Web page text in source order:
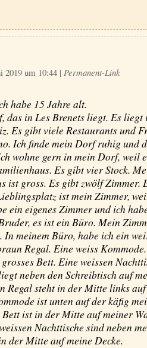
2019 um 10:44 | Permanent-Link
habe 15 Jahre alt.
das in Les Brenets liegt. Es
Es gibt viele Restaurants und
Ich finde mein Dorf ruhig und
wohne gern in mein Dorf, weil
Es gibt vier Stock.
ist gross. Es gibt zwölf Zimmer.
ist mein Zimmer,
ein eigenes Zimmer und ich
es ist ein Büro. Mein
In meinem Büro, habe ich ein
Regal. Eine weiss
Bett. Eine weissen
neben den Schreibtisch auf
Regal steht in der Mitte links
ist unten auf der käfig
ist in der Mitte auf meiner
Nachttische sind neben
der Mitte auf meine Decke.